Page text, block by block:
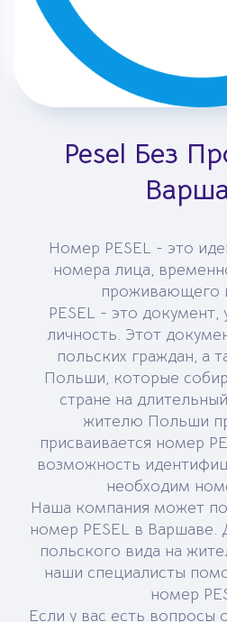
Pesel Без
Номер PESEL - это
номера лица,
проживающего
PESEL - это
личность. Этот
польских граждан, а
Польши, которые
стране на
жителю Польши
присваивается номер
возможность
необходим
Наша компания может
номер PESEL в Варшаве.
польского вида на
наши специалисты
номер
Если у вас есть вопросы